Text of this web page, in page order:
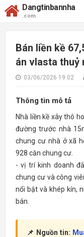
Dangtinbannha
.com
Bán liền kề
án vlasta thuỷ
03/06/2026 19:02
Thông tin mô tả
Nhà liền kề xây thô
đường trước nhà
chung cư nhà ở xã
928 căn chung cư.
- vị trí kinh doanh
chung cư và công
nổi bật và khép kín,
bán.
📌 Nguồn tin: